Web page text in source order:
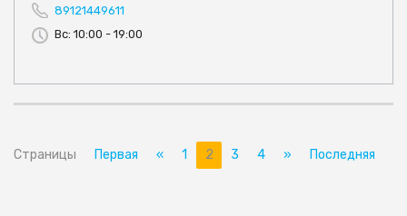
89121449611
Вс: 10:00 - 19:00
Страницы Первая « 1 2 3 4 » Последняя